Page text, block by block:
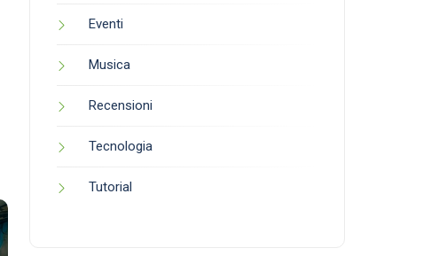
Eventi
Musica
Recensioni
Tecnologia
Tutorial